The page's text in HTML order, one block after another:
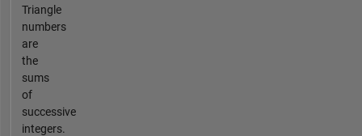
Triangle
numbers
are
the
sums
of
successive
integers.